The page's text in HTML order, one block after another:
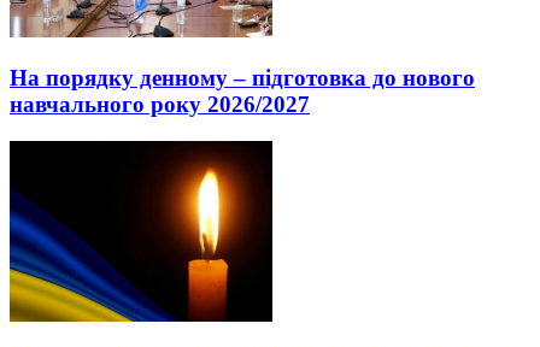
На порядку денному – підготовка до нового
навчального року 2026/2027